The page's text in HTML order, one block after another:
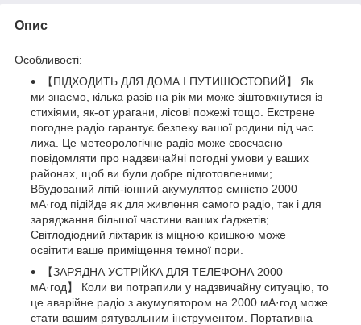
Опис
Особливості:
【ПІДХОДИТЬ ДЛЯ ДОМА І ПУТИШОСТОВИЙ】 Як
ми знаємо, кілька разів на рік ми може зіштовхнутися із
стихіями, як-от урагани, лісові пожежі тощо. Екстрене
погодне радіо гарантує безпеку вашої родини під час
лиха. Це метеорологічне радіо може своєчасно
повідомляти про надзвичайні погодні умови у ваших
районах, щоб ви були добре підготовленими;
Вбудований літій-іонний акумулятор ємністю 2000
мА·год підійде як для живлення самого радіо, так і для
заряджання більшої частини ваших ґаджетів;
Світлодіодний ліхтарик із міцною кришкою може
освітити ваше приміщення темної пори.
【ЗАРЯДНА УСТРІЙКА ДЛЯ ТЕЛЕФОНА 2000
мА·год】 Коли ви потрапили у надзвичайну ситуацію, то
це аварійне радіо з акумулятором на 2000 мА·год може
стати вашим рятувальним інструментом. Портативна